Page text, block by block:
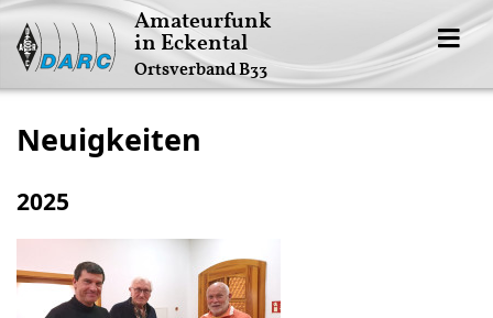
Amateurfunk
in Eckental
Ortsverband B33
Neuigkeiten
2025